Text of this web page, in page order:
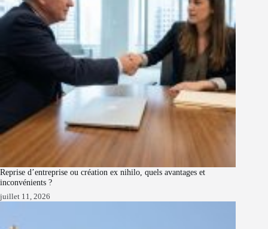
Reprise d’entreprise ou création ex nihilo, quels avantages et
inconvénients ?
juillet 11, 2026